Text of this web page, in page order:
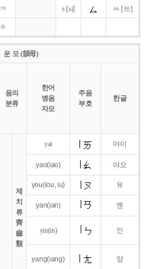
ㅋ s [si] ㅆ [쓰]
ㅎ
운 모 (韻母)
음의
분류
한어
병음
자모
주음
부호
한글
제
치
류
齊
齒
類
yai 야이
yao(iao) 야오
you(iou,iu) 유
yan(ian) 옌
yin(in) 인
yang(iang) 양